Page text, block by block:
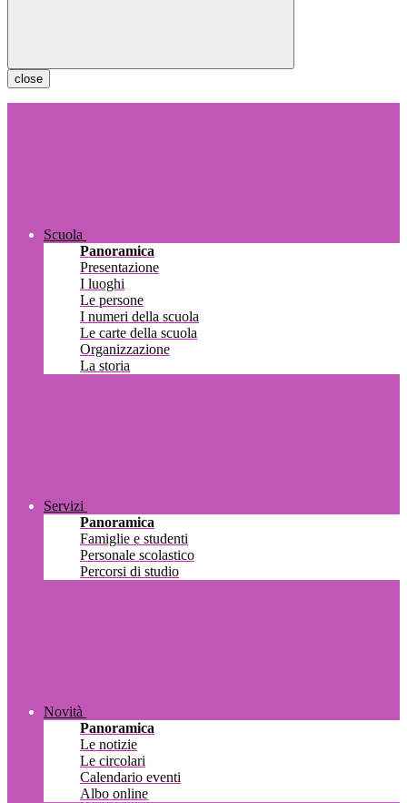
close
Scuola
Panoramica
Presentazione
I luoghi
Le persone
I numeri della scuola
Le carte della scuola
Organizzazione
La storia
Servizi
Panoramica
Famiglie e studenti
Personale scolastico
Percorsi di studio
Novità
Panoramica
Le notizie
Le circolari
Calendario eventi
Albo online